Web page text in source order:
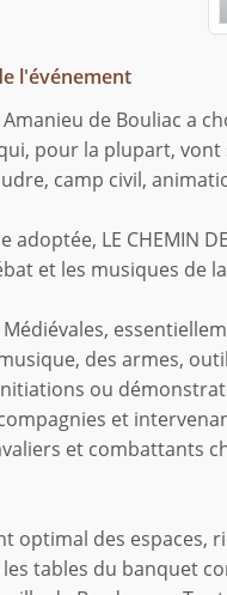
l'événement
de Bouliac a
pour la plupart,
camp civil,
adoptée, LE CHEMIN
et les musiques de
Médiévales,
des armes,
ou
et
et combattants
optimal des espaces,
tables du banquet